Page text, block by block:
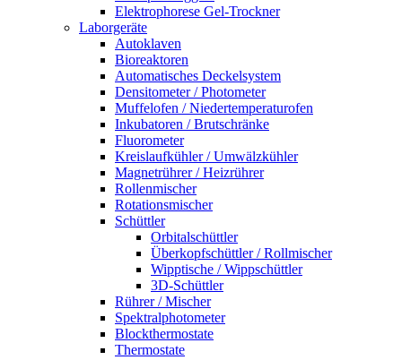
Elektrophorese Gel-Trockner
Laborgeräte
Autoklaven
Bioreaktoren
Automatisches Deckelsystem
Densitometer / Photometer
Muffelofen / Niedertemperaturofen
Inkubatoren / Brutschränke
Fluorometer
Kreislaufkühler / Umwälzkühler
Magnetrührer / Heizrührer
Rollenmischer
Rotationsmischer
Schüttler
Orbitalschüttler
Überkopfschüttler / Rollmischer
Wipptische / Wippschüttler
3D-Schüttler
Rührer / Mischer
Spektralphotometer
Blockthermostate
Thermostate